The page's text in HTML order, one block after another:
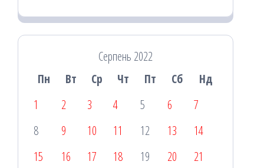
Серпень 2022
Пн
Вт Ср Чт Пт Сб
Нд
1
2 3 4 5 6
7
8
9 10 11 12 13
14
15
16 17 18 19 20
21